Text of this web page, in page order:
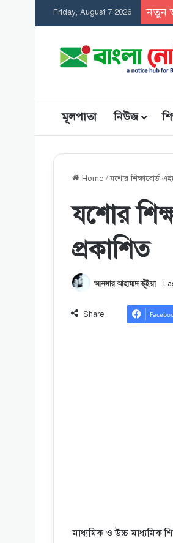
Friday, August 7 2026 নতুন
মূলপাতা নিউজ
Home /যশাের শিক্ষাবোর্ড
যশাের
প্রকাশিত
আনসার আহাম্মদ ভূঁইয়া
Share
মাধ্যমিক ও উচ্চ মাধ্যমিক